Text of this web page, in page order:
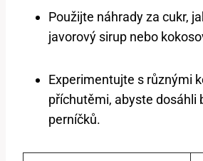
Použijte náhrady za cukr,
javorový sirup nebo
Experimentujte s různými
příchutěmi, abyste dosáhli
perníčků.